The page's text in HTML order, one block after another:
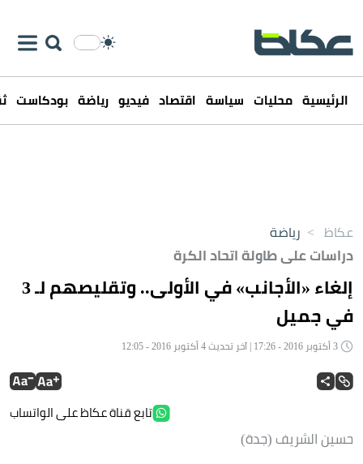
الرئيسية محليات سياسة اقتصاد فيديو رياضة بودكاست
عكاظ > رياضة
دراسات على طاولة اتحاد الكرة
إلغاء «الأجانب» في الأولى.. وتقليصهم لـ 3
في جميل
تابع قناة عكاظ على الواتساب
حسين الشريف (جدة)